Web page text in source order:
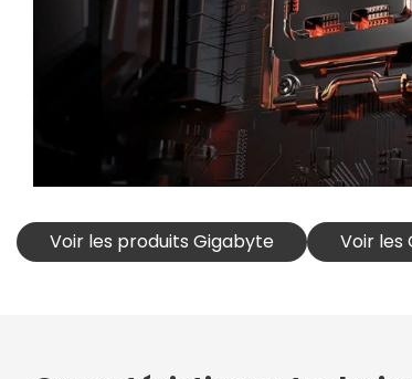
Voir les produits Gigabyte Voir les